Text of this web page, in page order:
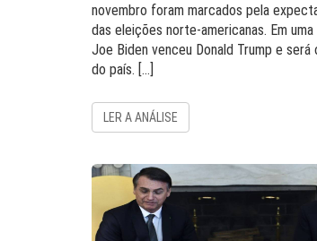
novembro foram marcados pela
das eleições norte-americanas. Em
Joe Biden venceu Donald Trump e será
do país. […]
LER A ANÁLISE